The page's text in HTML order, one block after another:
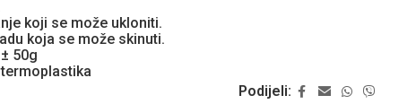
koji se može ukloniti.
koja se može skinuti.
50g
Podijeli: